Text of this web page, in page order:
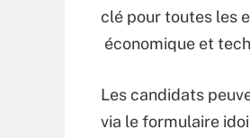
clé pour toutes les
économique et
Les candidats
via le formulaire